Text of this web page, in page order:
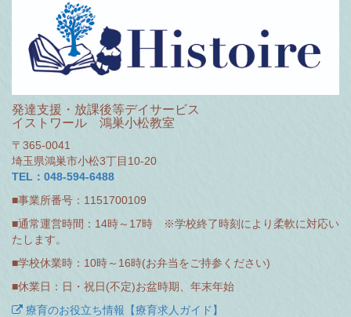
発達支援・放課後等デイサービス
イストワール 鴻巣小松教室
〒365-0041
埼玉県鴻巣市小松3丁目10-20
TEL：048-594-6488
■事業所番号：1151700109
■通常運営時間：14時～17時 ※学校終了時刻により柔軟に対応い
たします。
■学校休業時：10時～16時(お弁当をご持参ください)
■休業日：日・祝日(不定)お盆時期、年末年始
療育のお役立ち情報【療育求人ガイド】